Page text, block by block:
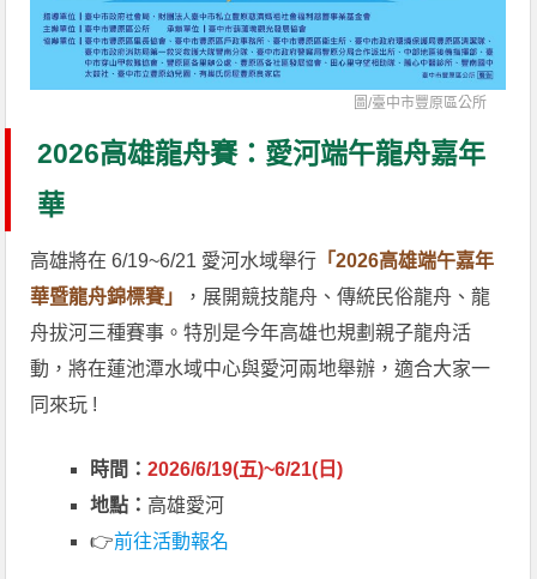
圖/臺中市豐原區公所
2026高雄龍舟賽：愛河端午龍舟嘉年
華
高雄將在 6/19~6/21 愛河水域舉行 「2026高雄端午嘉年
華暨龍舟錦標賽」
，展開競技龍舟、傳統民俗龍舟、龍
舟拔河三種賽事。特別是今年高雄也規劃親子龍舟活
動，將在蓮池潭水域中心與愛河兩地舉辦，適合大家一
同來玩 !
時間：2026/6/19(五)~6/21(日)
地點： 高雄愛河
👉前往活動報名